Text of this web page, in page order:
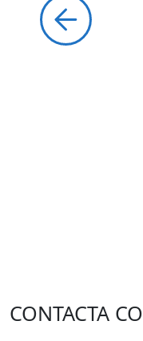
CONTACTA